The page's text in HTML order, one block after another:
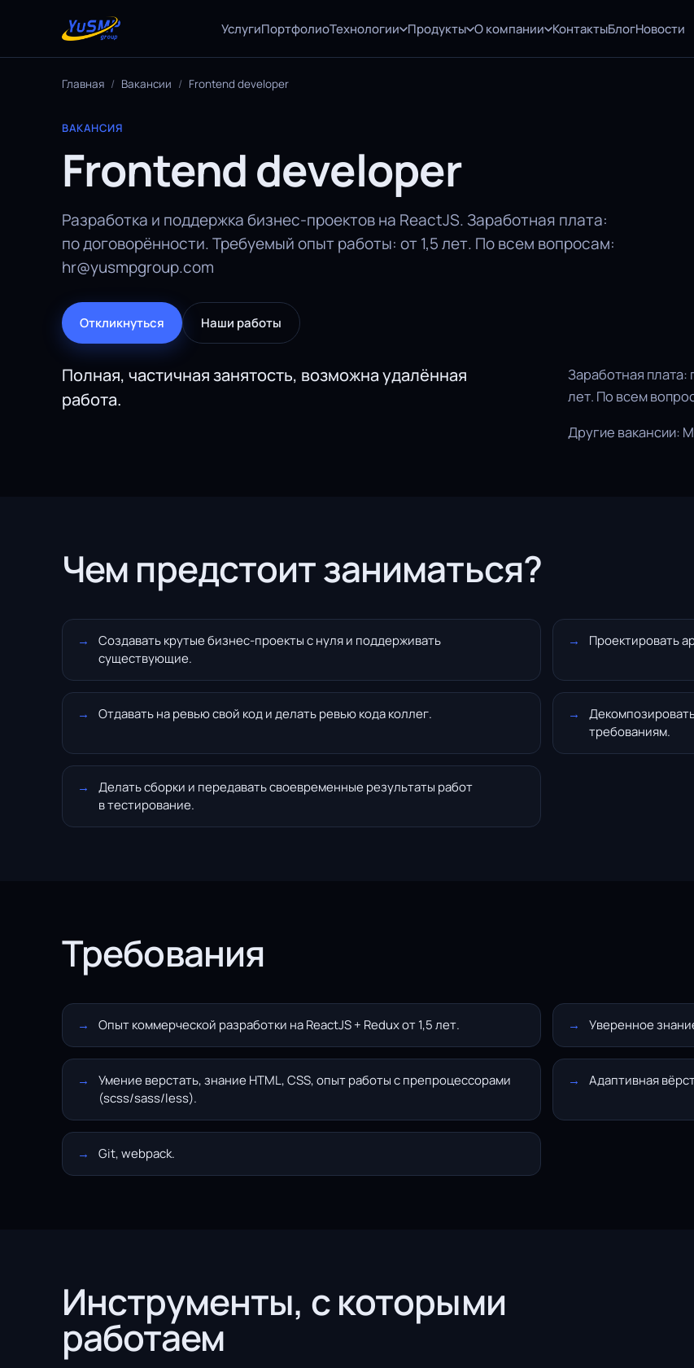
УслугиПортфолиоТехнологии Продукты О компании КонтактыБлогНовости
Главная / Вакансии / Frontend developer
ВАКАНСИЯ
Frontend developer
Разработка и поддержка бизнес-проектов на ReactJS. Заработная плата:
по договорённости. Требуемый опыт работы: от 1,5 лет. По всем вопросам:
hr@yusmpgroup.com
Откликнуться Наши работы
Полная, частичная занятость, возможна удалённая
работа.
Заработная плата:
лет. По всем
Другие вакансии:
Чем предстоит заниматься?
Создавать крутые бизнес-проекты с нуля и поддерживать
существующие.
Проектировать
Отдавать на ревью свой код и делать ревью кода коллег.
требованиям.
Делать сборки и передавать своевременные результаты работ
в тестирование.
Требования
Опыт коммерческой разработки на ReactJS + Redux от 1,5 лет. Уверенное
Умение верстать, знание HTML, CSS, опыт работы с препроцессорами
(scss/sass/less).
Адаптивная
Git, webpack.
Инструменты, с которыми
работаем